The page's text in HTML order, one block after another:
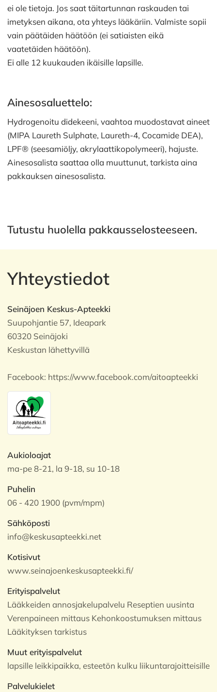
ei ole tietoja. Jos saat täitartunnan raskauden tai
imetyksen aikana, ota yhteys lääkäriin. Valmiste sopii
vain päätäiden häätöön (ei satiaisten eikä
vaatetäiden häätöön).
Ei alle 12 kuukauden ikäisille lapsille.
Ainesosaluettelo:
Hydrogenoitu didekeeni, vaahtoa muodostavat aineet
(MIPA Laureth Sulphate, Laureth-4, Cocamide DEA),
LPF® (seesamiöljy, akrylaattikopolymeeri), hajuste.
Ainesosalista saattaa olla muuttunut, tarkista aina
pakkauksen ainesosalista.
Tutustu huolella pakkausselosteeseen.
Yhteystiedot
Seinäjoen Keskus-Apteekki
Suupohjantie 57, Ideapark
60320 Seinäjoki
Keskustan lähettyvillä
Facebook: https://www.facebook.com/aitoapteekki
Aukioloajat
ma-pe 8-21, la 9-18, su 10-18
Puhelin
06 - 420 1900 (pvm/mpm)
Sähköposti
info@keskusapteekki.net
Kotisivut
www.seinajoenkeskusapteekki.fi/
Erityispalvelut
Lääkkeiden annosjakelupalvelu Reseptien uusinta
Verenpaineen mittaus Kehonkoostumuksen mittaus
Lääkityksen tarkistus
Muut erityispalvelut
lapsille leikkipaikka, esteetön kulku liikuntarajoitteisille
Palvelukielet